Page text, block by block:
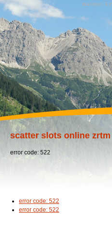
Wandern,
scatter slots online zrtm
error code: 522
error code: 522
error code: 522